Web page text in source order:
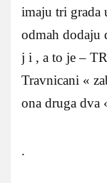
imaju tri
odmah dodaju
j i , a to je –
Travnicani «
ona druga
.